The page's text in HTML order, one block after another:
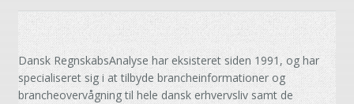
Dansk RegnskabsAnalyse har eksisteret siden 1991, og har
specialiseret sig i at tilbyde brancheinformationer og
brancheovervågning til hele dansk erhvervsliv samt de